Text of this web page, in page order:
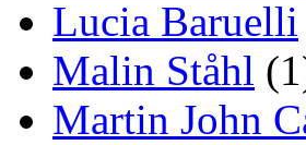
Lucia Baruelli
Malin Ståhl
Martin John